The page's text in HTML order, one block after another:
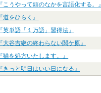
『こうやって頭のなかを言語化する。』
『道をひらく』
『英単語「１万語」習得法』
『大谷吉継の終わらない関ケ原』
『猫を処方いたします。』
『きっと明日はいい日になる』